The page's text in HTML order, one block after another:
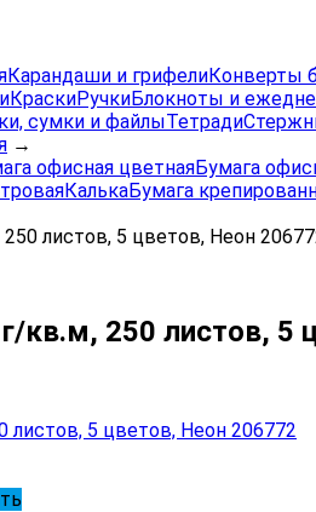
Карандаши и грифелиКонверты
КраскиРучкиБлокноты и
сумки и файлыТетради
→
офисная цветнаяБумага
КалькаБумага
листов, 5 цветов, Неон
кв.м, 250 листов, 5